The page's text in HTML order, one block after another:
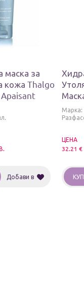
маска за
кожа Thalgo
Apaisant
Добави в
Марка:
ЦЕНА
32.21 €